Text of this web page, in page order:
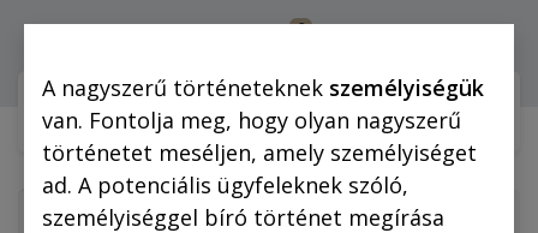
0
Webshop (mobilra)
A nagyszerű történeteknek személyiségük
van. Fontolja meg, hogy olyan nagyszerű
történetet meséljen, amely személyiséget
ad. A potenciális ügyfeleknek szóló,
személyiséggel bíró történet megírása